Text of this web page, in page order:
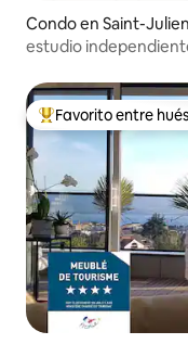
Condo en Saint-
estudio
Favorito entre
Favorito entre